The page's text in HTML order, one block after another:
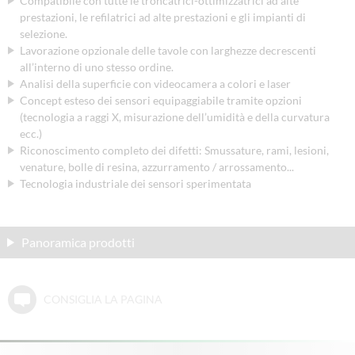
prestazioni, le refilatrici ad alte prestazioni e gli impianti di
selezione.
Lavorazione opzionale delle tavole con larghezze decrescenti
all’interno di uno stesso ordine.
Analisi della superficie con videocamera a colori e laser
Concept esteso dei sensori equipaggiabile tramite opzioni
(tecnologia a raggi X, misurazione dell’umidità e della curvatura
ecc.)
Riconoscimento completo dei difetti: Smussature, rami, lesioni,
venature, bolle di resina, azzurramento / arrossamento...
Tecnologia industriale dei sensori sperimentata
Panoramica prodotti